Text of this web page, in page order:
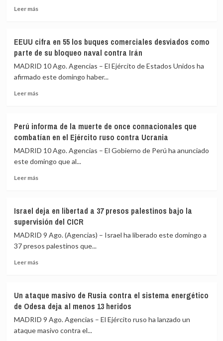
vivienda,
288.000
euros
Leer másLeer
menos
tres
heridos
tiroteo
deja
dos
personas
detenidas
EEUU cifra en 55 los buques comerciales desviados como
parte de su bloqueo naval contra Irán
MADRID 10 Ago. Agencias – El Ejército de Estados Unidos ha
afirmado este domingo haber...
Leer másLeer
cifra
en
55
los
buques
comerciales
de
su
bloqueo
Irán
Perú informa de la muerte de once connacionales que
combatían en el Ejército ruso contra Ucrania
MADRID 10 Ago. Agencias – El Gobierno de Perú ha anunciado
este domingo que al...
Leer másLeer
informa
de
la
muerte
once
en
el
Ejército
ruso
Israel deja en libertad a 37 presos palestinos bajo la
supervisión del CICR
MADRID 9 Ago. (Agencias) – Israel ha liberado este domingo a
37 presos palestinos que...
Leer másLeer
deja
en
libertad
Un ataque masivo de Rusia contra el sistema energético
de Odesa deja al menos 13 heridos
MADRID 9 Ago. Agencias – El Ejército ruso ha lanzado un
ataque masivo contra el...